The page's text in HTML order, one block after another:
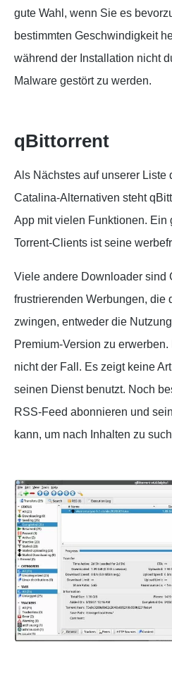
gute Wahl, wenn Sie es
bestimmten Geschwindigkeit
während der Installation nicht
Malware gestört zu werden.
qBittorrent
Als Nächstes auf unserer Liste
Catalina-Alternativen steht
App mit vielen Funktionen. Ein
Torrent-Clients ist seine
Viele andere Downloader sind
frustrierenden Werbungen, die
zwingen, entweder die
Premium-Version zu
nicht der Fall. Es zeigt keine
seinen Dienst benutzt. Noch
RSS-Feed abonnieren und
kann, um nach Inhalten zu